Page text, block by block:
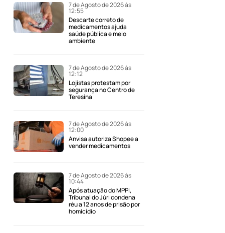
7 de Agosto de 2026 às
12:55
Descarte correto de
medicamentos ajuda
saúde pública e meio
ambiente
7 de Agosto de 2026 às
12:12
Lojistas protestam por
segurança no Centro de
Teresina
7 de Agosto de 2026 às
12:00
Anvisa autoriza Shopee a
vender medicamentos
7 de Agosto de 2026 às
10:44
Após atuação do MPPI,
Tribunal do Júri condena
réu a 12 anos de prisão por
homicídio